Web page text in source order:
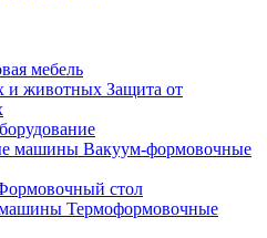
мебель
Защита от
Вакуум-формовочные
стол
Термоформовочные